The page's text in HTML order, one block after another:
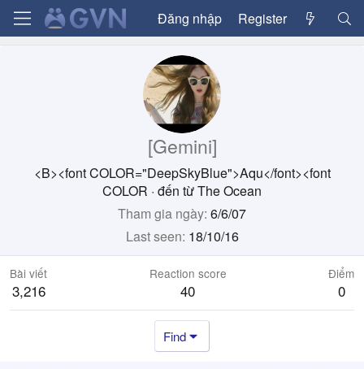
Đăng nhập Register
[Gemini]
<B><font COLOR="DeepSkyBlue">Aqu</font><font
COLOR · đến từThe Ocean
Tham gia ngày 6/6/07
Last seen 18/10/16
Bài viết
3,216
Reaction score
40
Điểm
0
Find